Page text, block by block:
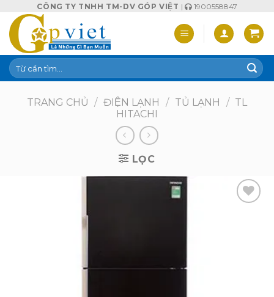
content
CÔNG TY TNHH TM-DV GÓP VIỆT | 1900558847
Tìm
kiếm:
TRANG CHỦ / ĐIỆN LẠNH / TỦ LẠNH / TL
HITACHI
LỌC